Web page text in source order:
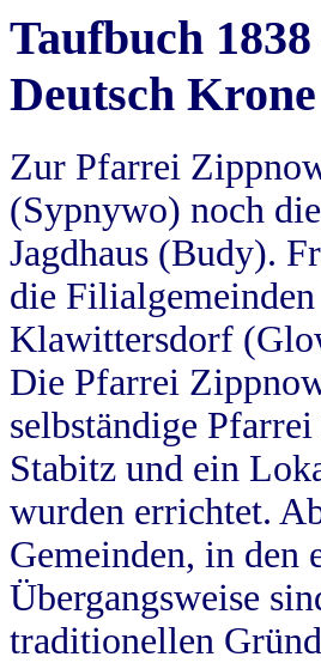
Taufbuch
Deutsch Krone
Zur Pfarrei
(Sypnywo) noch
Jagdhaus (Budy).
die
Klawittersdorf
Die Pfarrei
selbständige
Stabitz und ein
wurden errichtet.
Gemeinden, in den
Übergangsweise
traditionellen